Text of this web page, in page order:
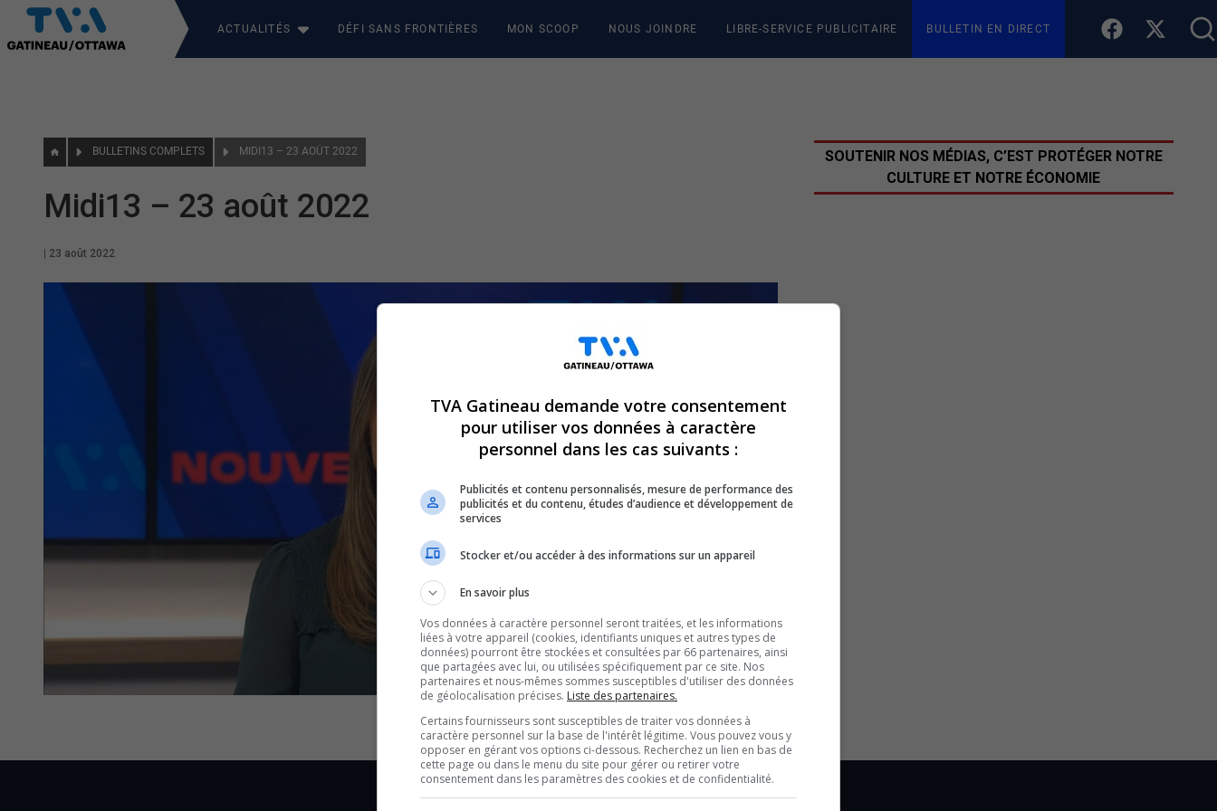
ACTUALITÉS DÉFI SANS FRONTIÈRES MON SCOOP NOUS JOINDRE LIBRE-SERVICE PUBLICITAIRE BULLETIN EN DIRECT
BULLETINS COMPLETS MIDI13 – 23 AOÛT 2022
Midi13 – 23 août 2022
23 août 2022
SOUTENIR NOS MÉDIAS, C’EST PROTÉGER NOTRE
CULTURE ET NOTRE ÉCONOMIE
TVA Gatineau demande votre consentement
pour utiliser vos données à caractère
personnel dans les cas suivants :
Publicités et contenu personnalisés, mesure de performance des
publicités et du contenu, études d’audience et développement de
services
Stocker et/ou accéder à des informations sur un appareil
En savoir plus
Vos données à caractère personnel seront traitées, et les informations
liées à votre appareil (cookies, identifiants uniques et autres types de
données) pourront être stockées et consultées par 66 partenaires, ainsi
que partagées avec lui, ou utilisées spécifiquement par ce site. Nos
partenaires et nous-mêmes sommes susceptibles d'utiliser des données
de géolocalisation précises. Liste des partenaires.
Certains fournisseurs sont susceptibles de traiter vos données à
caractère personnel sur la base de l'intérêt légitime. Vous pouvez vous y
opposer en gérant vos options ci-dessous. Recherchez un lien en bas de
cette page ou dans le menu du site pour gérer ou retirer votre
consentement dans les paramètres des cookies et de confidentialité.